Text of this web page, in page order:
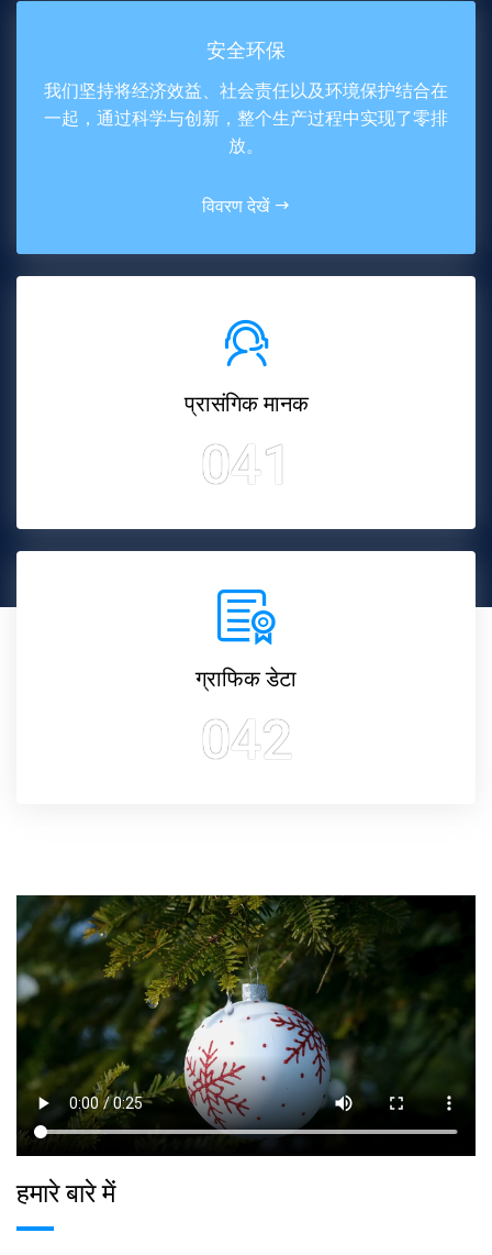
安全环保
我们坚持将经济效益、社会责任以及环境保护结合在
一起，通过科学与创新，整个生产过程中实现了零排
放。
विवरण देखें
प्रासंगिक मानक
041
ग्राफिक डेटा
042
हमारे बारे में